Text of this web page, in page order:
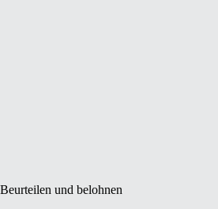
Beurteilen und belohnen